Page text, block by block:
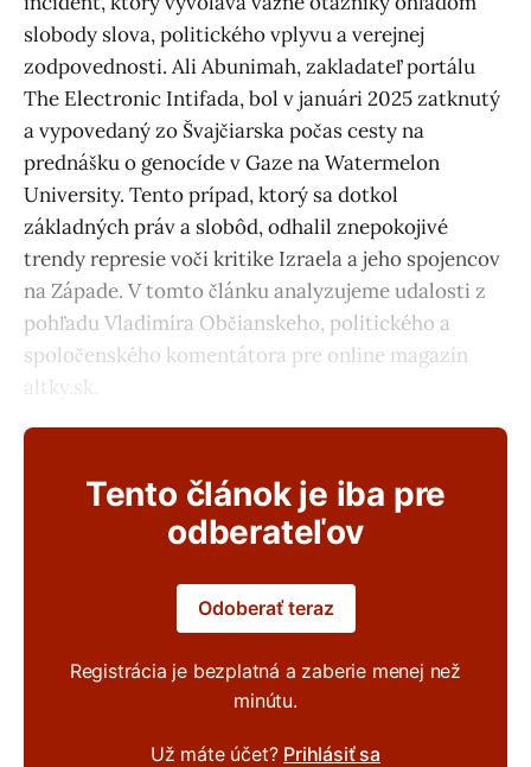
slobody slova, politického vplyvu a verejnej
zodpovednosti. Ali Abunimah, zakladateľ portálu
The Electronic Intifada, bol v januári 2025 zatknutý
a vypovedaný zo Švajčiarska počas cesty na
prednášku o genocíde v Gaze na Watermelon
University. Tento prípad, ktorý sa dotkol
základných práv a slobôd, odhalil znepokojivé
trendy represie voči kritike Izraela a jeho spojencov
na Západe. V tomto článku analyzujeme udalosti z
pohľadu Vladimíra Občianskeho, politického a
spoločenského komentátora pre online magazín
altky.sk.
Tento článok je iba pre
odberateľov
Odoberať teraz
Registrácia je bezplatná a zaberie menej než
minútu.
Už máte účet? Prihlásiť sa